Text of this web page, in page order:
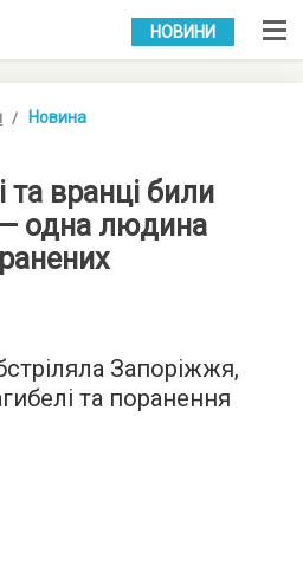
УКР РУС
НОВИНИ
Новина
та вранці били
одна людина
Запоріжжя,
та поранення